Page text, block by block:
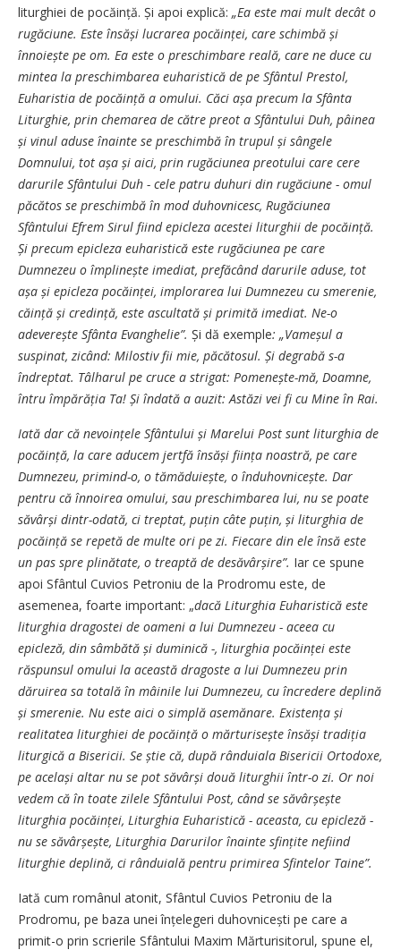
liturghiei de pocăință. Și apoi explică: „Ea este mai mult decât o
rugăciune. Este însăși lucrarea pocăinței, care schimbă și
înnoiește pe om. Ea este o preschimbare reală, care ne duce cu
mintea la preschimbarea euharistică de pe Sfântul Prestol,
Euharistia de pocăință a omului. Căci așa precum la Sfânta
Liturghie, prin chemarea de către preot a Sfântului Duh, pâinea
și vinul aduse înainte se preschimbă în trupul și sângele
Domnului, tot așa și aici, prin rugăciunea preotului care cere
darurile Sfântului Duh - cele patru duhuri din rugăciune - omul
păcătos se preschimbă în mod duhovnicesc, Rugăciunea
Sfântului Efrem Sirul fiind epicleza acestei liturghii de pocăință.
Și precum epicleza euharistică este rugăciunea pe care
Dumnezeu o împlinește imediat, prefăcând darurile aduse, tot
așa și epicleza pocăinței, implorarea lui Dumnezeu cu smerenie,
căință și credință, este ascultată și primită imediat. Ne-o
adeverește Sfânta Evanghelie”. Și dă exemple: „Vameșul a
suspinat, zicând: Milostiv fii mie, păcătosul. Și degrabă s-a
îndreptat. Tâlharul pe cruce a strigat: Pomenește-mă, Doamne,
întru împărăția Ta! Și îndată a auzit: Astăzi vei fi cu Mine în Rai.
Iată dar că nevoințele Sfântului și Marelui Post sunt liturghia de
pocăință, la care aducem jertfă însăși ființa noastră, pe care
Dumnezeu, primind-o, o tămăduiește, o înduhovnicește. Dar
pentru că înnoirea omului, sau preschimbarea lui, nu se poate
săvârși dintr-odată, ci treptat, puțin câte puțin, și liturghia de
pocăință se repetă de multe ori pe zi. Fiecare din ele însă este
un pas spre plinătate, o treaptă de desăvârșire”. Iar ce spune
apoi Sfântul Cuvios Petroniu de la Prodromu este, de
asemenea, foarte important: „dacă Liturghia Euharistică este
liturghia dragostei de oameni a lui Dumnezeu - aceea cu
epicleză, din sâmbătă și duminică -, liturghia pocăinței este
răspunsul omului la această dragoste a lui Dumnezeu prin
dăruirea sa totală în mâinile lui Dumnezeu, cu încredere deplină
și smerenie. Nu este aici o simplă asemănare. Existența și
realitatea liturghiei de pocăință o mărturisește însăși tradiția
liturgică a Bisericii. Se știe că, după rânduiala Bisericii Ortodoxe,
pe același altar nu se pot săvârși două liturghii într-o zi. Or noi
vedem că în toate zilele Sfântului Post, când se săvârșește
liturghia pocăinței, Liturghia Euharistică - aceasta, cu epicleză -
nu se săvârșește, Liturghia Darurilor înainte sfințite nefiind
liturghie deplină, ci rânduială pentru primirea Sfintelor Taine”.
Iată cum românul atonit, Sfântul Cuvios Petroniu de la
Prodromu, pe baza unei înțelegeri duhovnicești pe care a
primit-o prin scrierile Sfântului Maxim Mărturisitorul, spune el,